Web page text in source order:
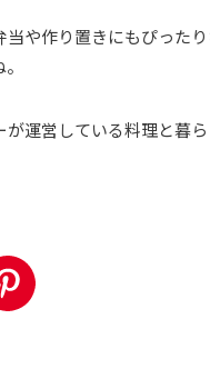
や作り置きにもぴったり
運営している料理と暮